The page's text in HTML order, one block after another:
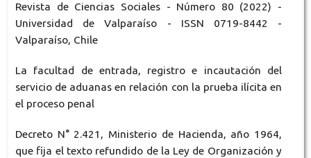
Revista de Ciencias Sociales - Número 80 (2022) -
Universidad de Valparaíso - ISSN 0719-8442 -
Valparaíso, Chile
La facultad de entrada, registro e incautación del
servicio de aduanas en relación con la prueba ilícita en
el proceso penal
Decreto N° 2.421, Ministerio de Hacienda, año 1964,
que fija el texto refundido de la Ley de Organización y